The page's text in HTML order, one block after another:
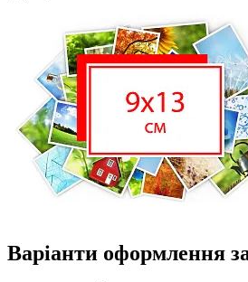
Варіанти оформлення